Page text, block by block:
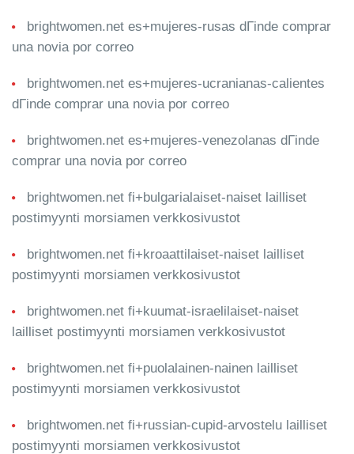
brightwomen.net es+mujeres-rusas dГіnde comprar
una novia por correo
brightwomen.net es+mujeres-ucranianas-calientes
dГіnde comprar una novia por correo
brightwomen.net es+mujeres-venezolanas dГіnde
comprar una novia por correo
brightwomen.net fi+bulgarialaiset-naiset lailliset
postimyynti morsiamen verkkosivustot
brightwomen.net fi+kroaattilaiset-naiset lailliset
postimyynti morsiamen verkkosivustot
brightwomen.net fi+kuumat-israelilaiset-naiset
lailliset postimyynti morsiamen verkkosivustot
brightwomen.net fi+puolalainen-nainen lailliset
postimyynti morsiamen verkkosivustot
brightwomen.net fi+russian-cupid-arvostelu lailliset
postimyynti morsiamen verkkosivustot